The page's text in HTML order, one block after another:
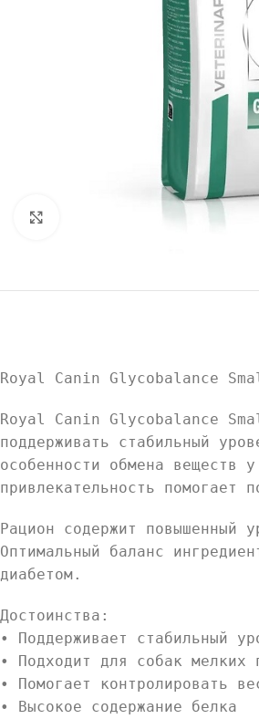
Royal Canin Glycobalance
Royal Canin Glycobalance
поддерживать стабильный
особенности обмена веществ
привлекательность помогает
Рацион содержит повышенный
Оптимальный баланс
диабетом.
Достоинства:
• Поддерживает стабильный
• Подходит для собак мелких
• Помогает контролировать
• Высокое содержание белка